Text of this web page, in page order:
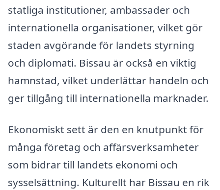
statliga institutioner, ambassader och
internationella organisationer, vilket gör
staden avgörande för landets styrning
och diplomati. Bissau är också en viktig
hamnstad, vilket underlättar handeln och
ger tillgång till internationella marknader.
Ekonomiskt sett är den en knutpunkt för
många företag och affärsverksamheter
som bidrar till landets ekonomi och
sysselsättning. Kulturellt har Bissau en rik